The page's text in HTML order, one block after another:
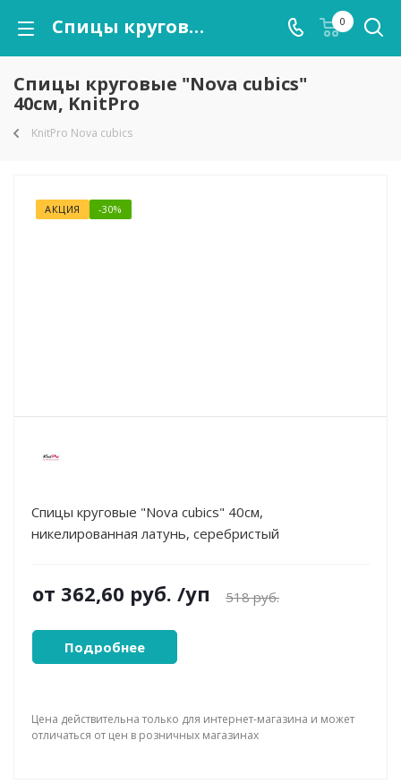
Спицы круговые "Nova cubics" 40см, KnitPro 0
Спицы круговые "Nova cubics"
40см, KnitPro
KnitPro Nova cubics
АКЦИЯ -30%
Спицы круговые "Nova cubics" 40см,
никелированная латунь, серебристый
от 362,60 руб. /уп 518 руб.
Подробнее
Цена действительна только для интернет-магазина и может
отличаться от цен в розничных магазинах